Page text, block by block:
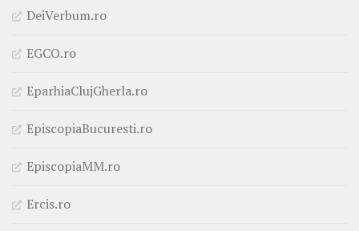
DeiVerbum.ro
EGCO.ro
EparhiaClujGherla.ro
EpiscopiaBucuresti.ro
EpiscopiaMM.ro
Ercis.ro